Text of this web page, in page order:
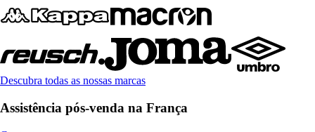
Descubra todas as nossas marcas
Assistência pós-venda na França